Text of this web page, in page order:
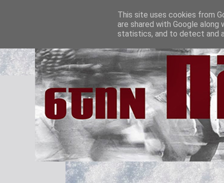
This site uses cookies from
are shared with Google
statistics, and to detect and